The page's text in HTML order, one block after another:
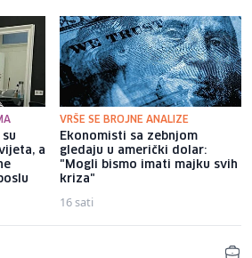
a
VRŠE SE BROJNE ANALIZE
Ekonomisti sa zebnjom
gledaju u američki dolar:
"Mogli bismo imati majku svih
kriza"
16 sati